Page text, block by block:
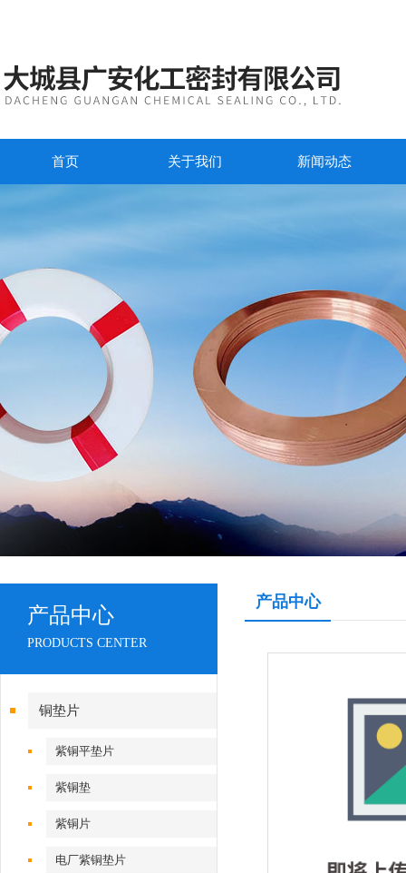
首页 关于我们 新闻动态
产品中心
PRODUCTS CENTER
铜垫片
紫铜平垫片
紫铜垫
紫铜片
电厂紫铜垫片
产品中心